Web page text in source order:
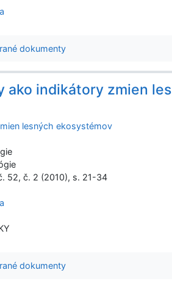
dokumenty
ako indikátory zmien
lesných ekosystémov
52, č. 2 (2010), s. 21-34
dokumenty